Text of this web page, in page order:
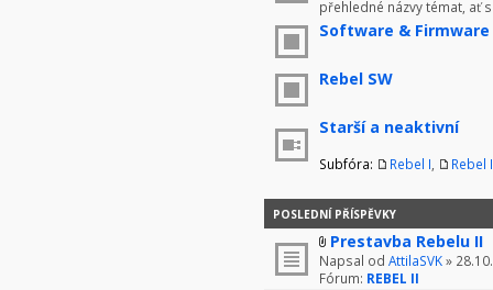
přehledné názvy témat, ať
Software & Firmware
Rebel SW
Starší a neaktivní
Subfóra: Rebel I Rebel
POSLEDNÍ PŘÍSPĚVKY
Prestavba Rebelu II
Napsal od AttilaSVK»
Fórum: REBEL II